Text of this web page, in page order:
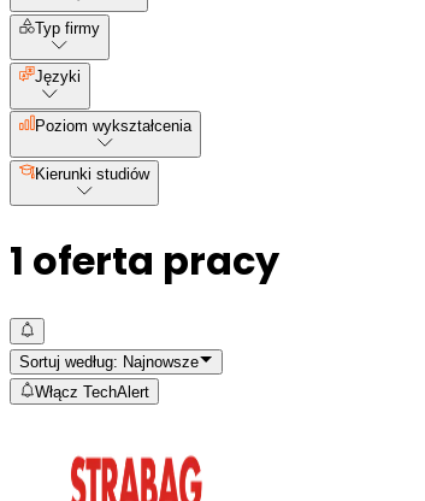
Typ firmy
Języki
Poziom wykształcenia
Kierunki studiów
1 oferta pracy
Sortuj według: Najnowsze
Włącz TechAlert